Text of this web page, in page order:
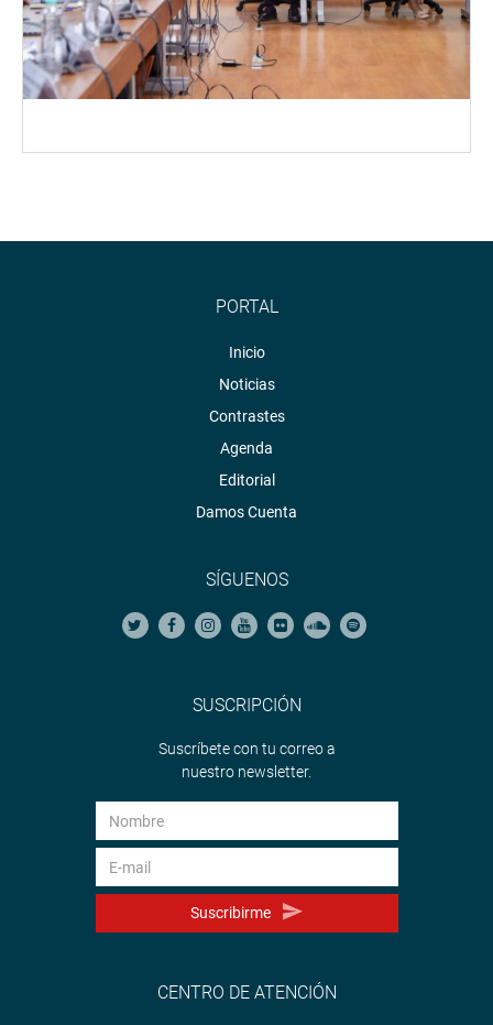
PORTAL
Inicio
Noticias
Contrastes
Agenda
Editorial
Damos Cuenta
SÍGUENOS
SUSCRIPCIÓN
Suscríbete con tu correo a
nuestro newsletter.
Suscribirme
CENTRO DE ATENCIÓN